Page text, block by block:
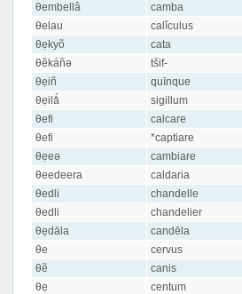
θembellâ
camba
θelau
calĭculus
θẹkyõ
cata
θẽkáñə
tšif-
θẹiñ
quīnque
θẹilǻ
sigillum
θefi
calcare
θefi
*captiare
θẹeə
cambiare
θeedeera
caldaria
θedli
chandelle
θedli
chandelier
θẹdāla
candēla
θe
cervus
θẽ
canis
θẹ
centum